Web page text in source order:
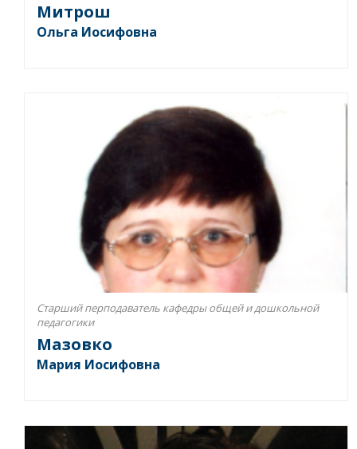
Митрош
Ольга Иосифовна
Старший перподаватель кафедры общей и дошкольной
педагогики
Мазовко
Мария Иосифовна